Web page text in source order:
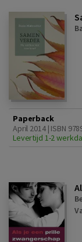
Paperback
April 2014 | ISBN
Levertijd 1-2